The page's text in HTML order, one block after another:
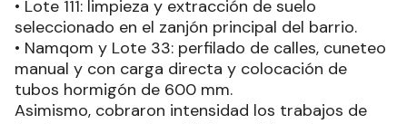
• Lote 111: limpieza y extracción de suelo
seleccionado en el zanjón principal del barrio.
• Namqom y Lote 33: perfilado de calles, cuneteo
manual y con carga directa y colocación de
tubos hormigón de 600 mm.
Asimismo, cobraron intensidad los trabajos de